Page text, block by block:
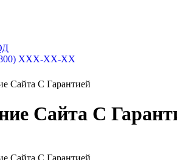
XXX-XX-XX
Сайта С Гарантией
Сайта С
Сайта С Гарантией